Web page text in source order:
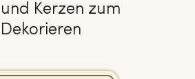
und Kerzen zum
Dekorieren